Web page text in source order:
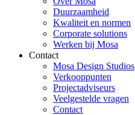
Duurzaamheid
Kwaliteit en normen
Corporate solutions
Werken bij Mosa
Contact
Mosa Design Studios
Verkooppunten
Projectadviseurs
Veelgestelde vragen
Contact